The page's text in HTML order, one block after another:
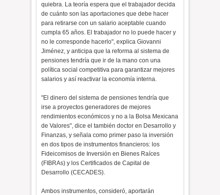
quiebra. La teoría espera que el trabajador decida
de cuánto son las aportaciones que debe hacer
para retirarse con un salario aceptable cuando
cumpla 65 años. El trabajador no lo puede hacer y
no le corresponde hacerlo", explica Giovanni
Jiménez, y anticipa que la reforma al sistema de
pensiones tendría que ir de la mano con una
política social competitiva para garantizar mejores
salarios y así reactivar la economía interna.
"El dinero del sistema de pensiones tendría que
irse a proyectos generadores de mejores
rendimientos económicos y no a la Bolsa Mexicana
de Valores", dice el también doctor en Desarrollo y
Finanzas, y señala como primer paso la inversión
en dos tipos de instrumentos financieros: los
Fideicomisos de Inversión en Bienes Raíces
(FIBRAs) y los Certificados de Capital de
Desarrollo (CECADES).
Ambos instrumentos, consideró, aportarán